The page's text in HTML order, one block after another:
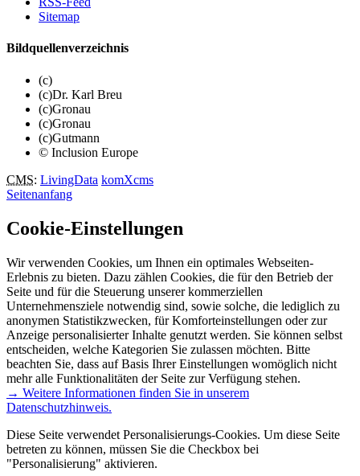
Sitemap
Bildquellenverzeichnis
(c)
(c)Dr. Karl Breu
(c)Gronau
(c)Gronau
(c)Gutmann
© Inclusion Europe
CMS: LivingData komXcms
Seitenanfang
Cookie-Einstellungen
Wir verwenden Cookies, um Ihnen ein optimales Webseiten-
Erlebnis zu bieten. Dazu zählen Cookies, die für den Betrieb der
Seite und für die Steuerung unserer kommerziellen
Unternehmensziele notwendig sind, sowie solche, die lediglich zu
anonymen Statistikzwecken, für Komforteinstellungen oder zur
Anzeige personalisierter Inhalte genutzt werden. Sie können selbst
entscheiden, welche Kategorien Sie zulassen möchten. Bitte
beachten Sie, dass auf Basis Ihrer Einstellungen womöglich nicht
mehr alle Funktionalitäten der Seite zur Verfügung stehen.
→ Weitere Informationen finden Sie in unserem
Datenschutzhinweis.
Diese Seite verwendet Personalisierungs-Cookies. Um diese Seite
betreten zu können, müssen Sie die Checkbox bei
"Personalisierung" aktivieren.